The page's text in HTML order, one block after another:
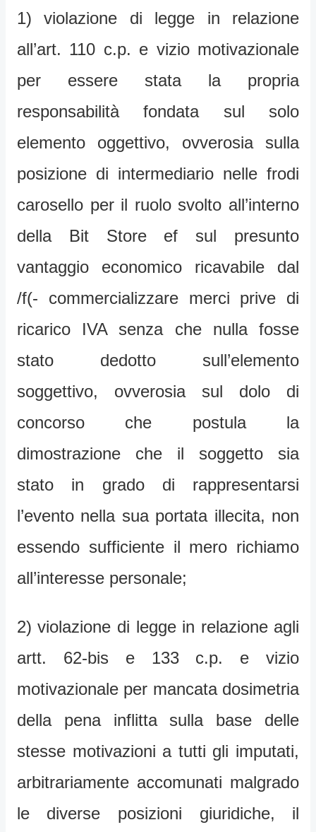
1) violazione di legge in relazione
all’art. 110 c.p. e vizio motivazionale
per essere stata la propria
responsabilità fondata sul solo
elemento oggettivo, ovverosia sulla
posizione di intermediario nelle frodi
carosello per il ruolo svolto all’interno
della Bit Store ef sul presunto
vantaggio economico ricavabile dal
/f(- commercializzare merci prive di
ricarico IVA senza che nulla fosse
stato dedotto sull’elemento
soggettivo, ovverosia sul dolo di
concorso che postula la
dimostrazione che il soggetto sia
stato in grado di rappresentarsi
l’evento nella sua portata illecita, non
essendo sufficiente il mero richiamo
all’interesse personale;
2) violazione di legge in relazione agli
artt. 62-bis e 133 c.p. e vizio
motivazionale per mancata dosimetria
della pena inflitta sulla base delle
stesse motivazioni a tutti gli imputati,
arbitrariamente accomunati malgrado
le diverse posizioni giuridiche, il